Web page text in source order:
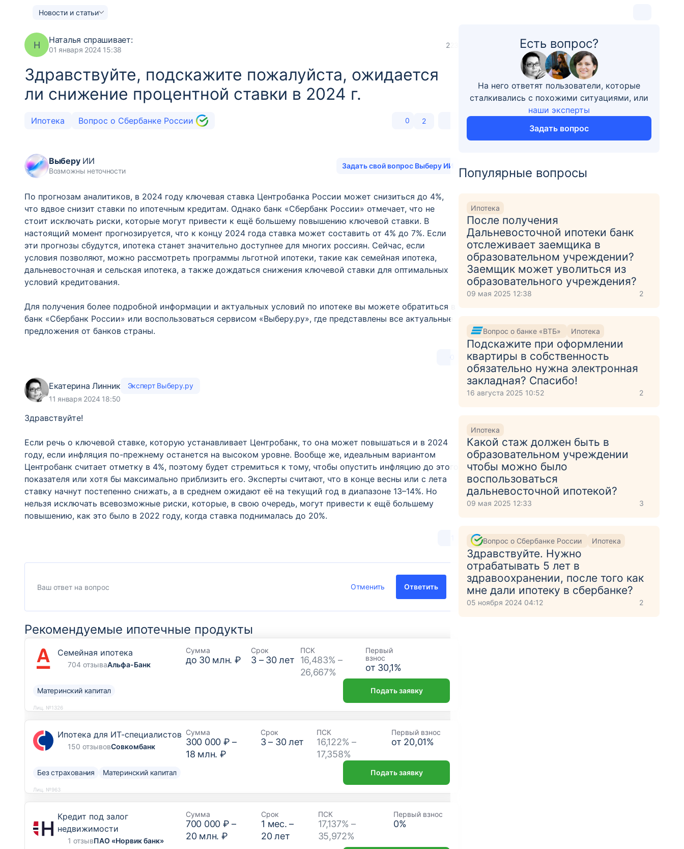
Новости и статьи
Н Наталья спрашивает:
01 января 2024 15:38
223
Здравствуйте, подскажите пожалуйста, ожидается
ли снижение процентной ставки в 2024 г.
Ипотека Вопрос о Сбербанке России 0 2
ВыберуИИ
Возможны неточности
Задать свой вопрос Выберу ИИ
По прогнозам аналитиков, в 2024 году ключевая ставка Центробанка России может снизиться до 4%,
что вдвое снизит ставки по ипотечным кредитам. Однако банк «Сбербанк России» отмечает, что не
стоит исключать риски, которые могут привести к ещё большему повышению ключевой ставки. В
настоящий момент прогнозируется, что к концу 2024 года ставка может составить от 4% до 7%. Если
эти прогнозы сбудутся, ипотека станет значительно доступнее для многих россиян. Сейчас, если
условия позволяют, можно рассмотреть программы льготной ипотеки, такие как семейная ипотека,
дальневосточная и сельская ипотека, а также дождаться снижения ключевой ставки для оптимальных
условий кредитования.
Для получения более подробной информации и актуальных условий по ипотеке вы можете обратиться в
банк «Сбербанк России» или воспользоваться сервисом «Выберу.ру», где представлены все актуальные
предложения от банков страны.
0
Екатерина Линник
Эксперт Выберу.ру
11 января 2024 18:50
Здравствуйте!
Если речь о ключевой ставке, которую устанавливает Центробанк, то она может повышаться и в 2024
году, если инфляция по-прежнему останется на высоком уровне. Вообще же, идеальным вариантом
Центробанк считает отметку в 4%, поэтому будет стремиться к тому, чтобы опустить инфляцию до этого
показателя или хотя бы максимально приблизить его. Эксперты считают, что в конце весны или с лета
ставку начнут постепенно снижать, а в среднем ожидают её на текущий год в диапазоне 13–14%. Но
нельзя исключать всевозможные риски, которые, в свою очередь, могут привести к ещё большему
повышению, как это было в 2022 году, когда ставка поднималась до 20%.
Отменить Ответить
Рекомендуемые ипотечные продукты
Семейная ипотека
704 отзываАльфа-Банк
Сумма
до 30 млн. ₽
Срок
3 – 30лет
ПСК
16,483% –
26,667%
Первый
взнос
от 30,1%
Материнский капитал Подать заявку
Лиц. №1326
Ипотека для ИТ-специалистов
150 отзывовСовкомбанк
Сумма
300 000 ₽ –
18 млн. ₽
Срок
3– 30лет
ПСК
16,122% –
17,358%
Первый взнос
от 20,01%
Без страхования Материнский капитал Подать заявку
Лиц. №963
Кредит под залог
недвижимости
1 отзывПАО «Норвик банк»
Сумма
700 000 ₽ –
20 млн. ₽
Срок
1 мес. –
20лет
ПСК
17,137% –
35,972%
Первый взнос
0%
Есть вопрос?
На него ответят пользователи, которые
сталкивались с похожими ситуациями, или
наши эксперты
Задать вопрос
Популярные вопросы
Ипотека
После получения
Дальневосточной ипотеки банк
отслеживает заемщика в
образовательном учреждении?
Заемщик может уволиться из
образовательного учреждения?
09 мая 2025 12:38 2
Вопрос о банке «ВТБ» Ипотека
Подскажите при оформлении
квартиры в собственность
обязательно нужна электронная
закладная? Спасибо!
16 августа 2025 10:52 2
Ипотека
Какой стаж должен быть в
образовательном учреждении
чтобы можно было
воспользоваться
дальневосточной ипотекой?
09 мая 2025 12:33 3
Вопрос о Сбербанке России Ипотека
Здравствуйте. Нужно
отрабатывать 5 лет в
здравоохранении, после того как
мне дали ипотеку в сбербанке?
05 ноября 2024 04:12 2